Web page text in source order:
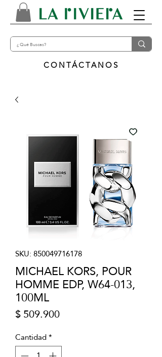
CONTÁCTANOS
SKU: 850049716178
MICHAEL KORS, POUR
HOMME EDP, W64-013,
100ML
$ 509.900Precio
Cantidad*